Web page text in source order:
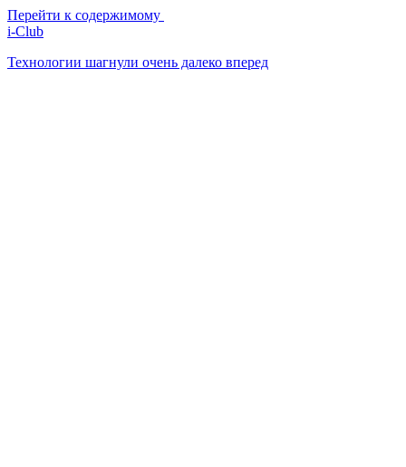
Перейти к содержимому
i-Club
Технологии шагнули очень далеко вперед